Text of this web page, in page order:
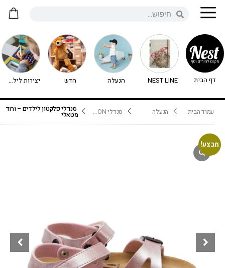
דף הבית NEST LINE הנעלה חדש יצירות לילדים - יצירה לילדים
עמוד הבית הנעלה סנדלי PLAKTON סנדלי פלקטון לילדים – ורוד
מטאלי
מבצע!